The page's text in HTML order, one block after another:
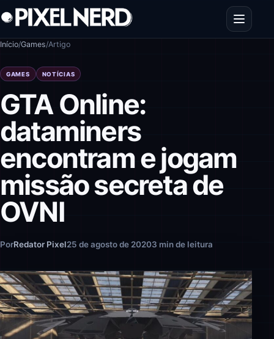
Pular para o conteúdo
Abrir
Início/Games/Artigo
GAMES NOTÍCIAS
GTA Online:
dataminers
encontram e jogam
missão secreta de
OVNI
PorRedator Pixel25 de agosto de 20203 min de leitura